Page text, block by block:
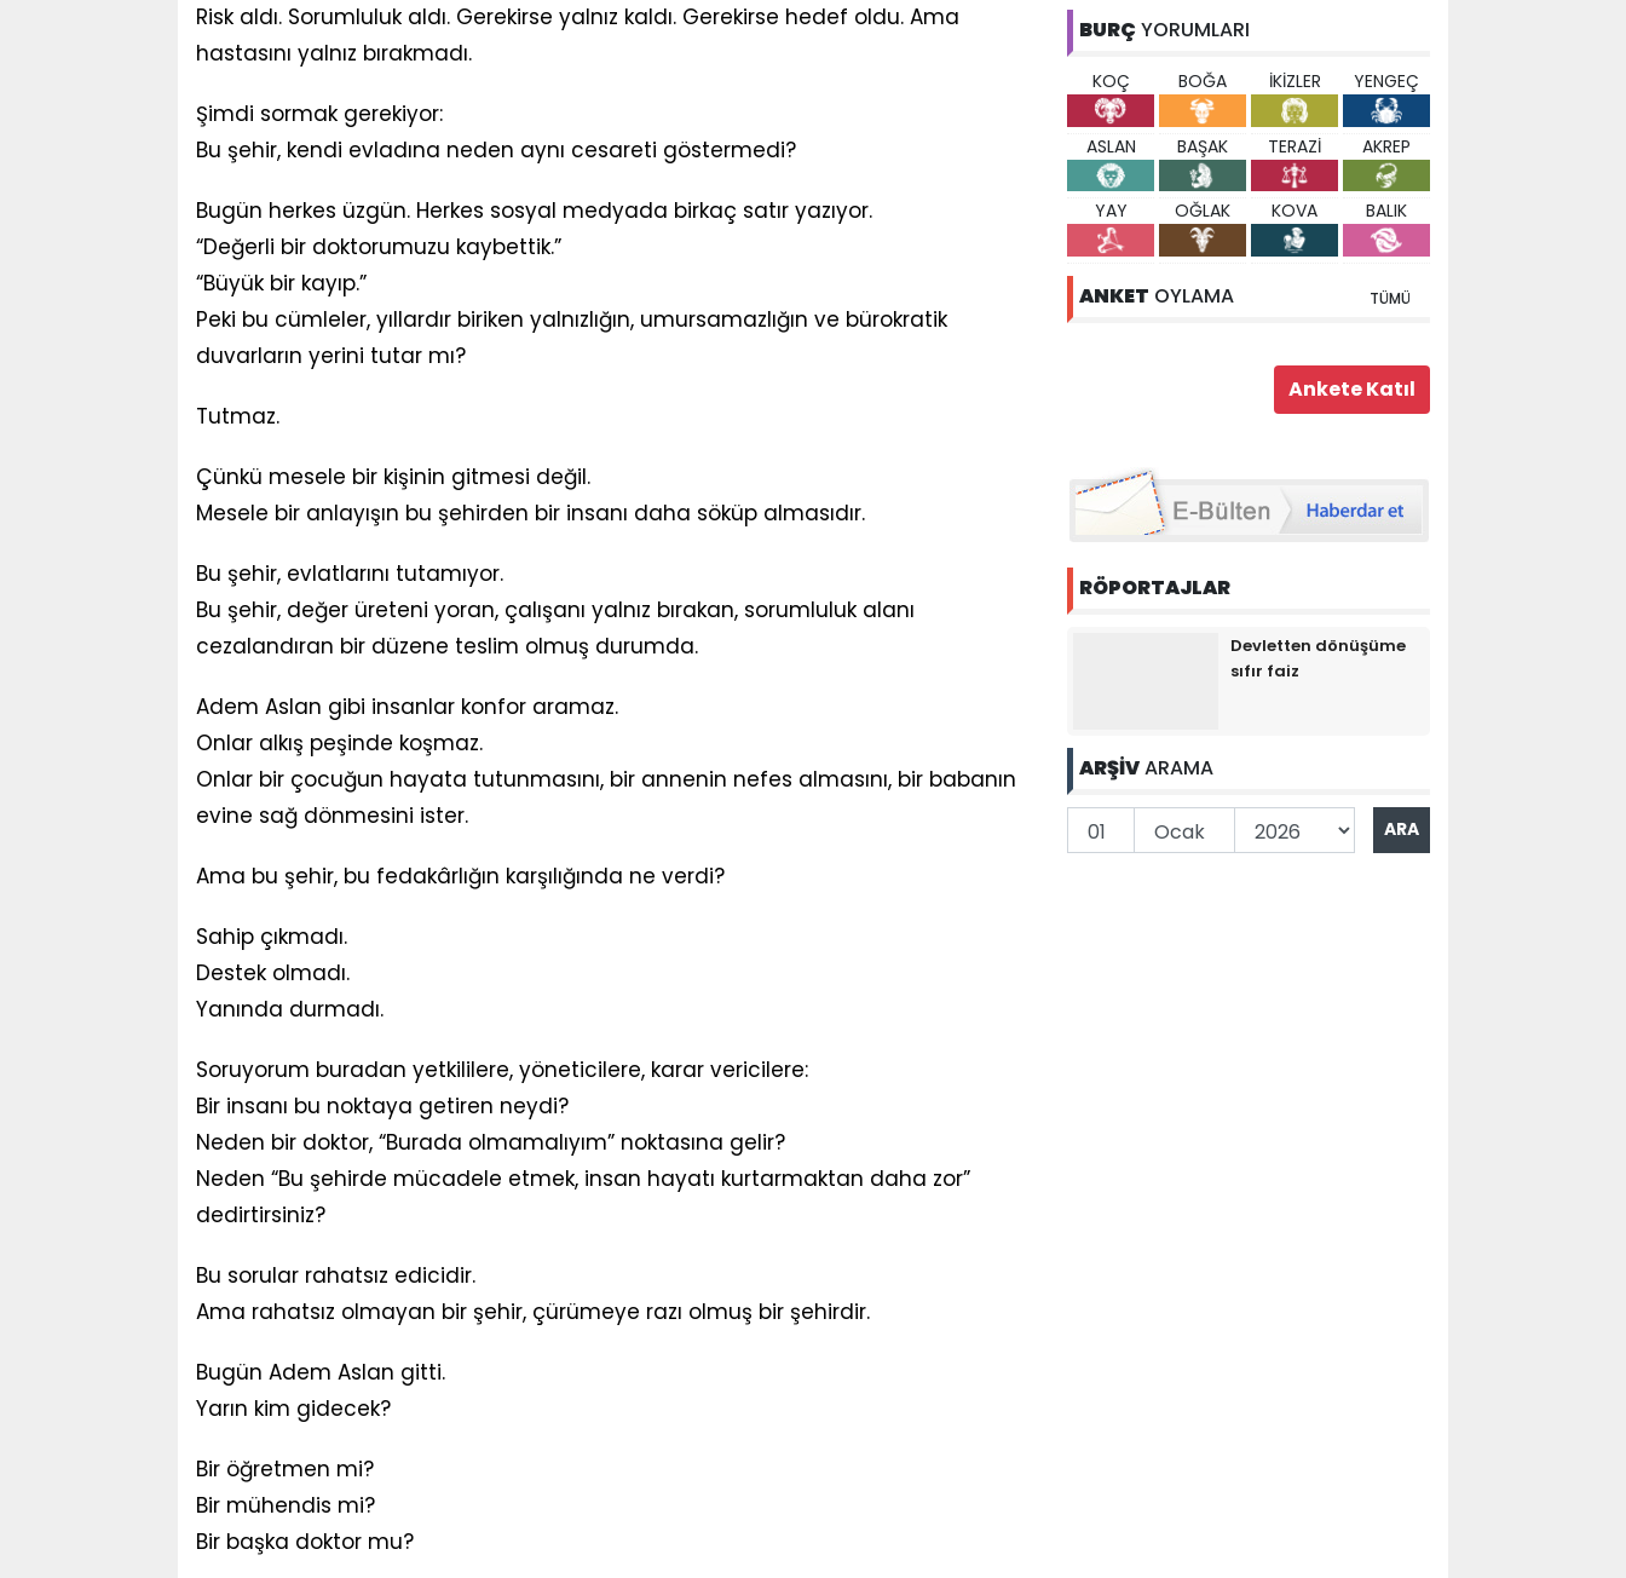
Risk aldı. Sorumluluk aldı. Gerekirse yalnız kaldı. Gerekirse hedef oldu. Ama
hastasını yalnız bırakmadı.
Şimdi sormak gerekiyor:
Bu şehir, kendi evladına neden aynı cesareti göstermedi?
Bugün herkes üzgün. Herkes sosyal medyada birkaç satır yazıyor.
“Değerli bir doktorumuzu kaybettik.”
“Büyük bir kayıp.”
Peki bu cümleler, yıllardır biriken yalnızlığın, umursamazlığın ve bürokratik
duvarların yerini tutar mı?
Tutmaz.
Çünkü mesele bir kişinin gitmesi değil.
Mesele bir anlayışın bu şehirden bir insanı daha söküp almasıdır.
Bu şehir, evlatlarını tutamıyor.
Bu şehir, değer üreteni yoran, çalışanı yalnız bırakan, sorumluluk alanı
cezalandıran bir düzene teslim olmuş durumda.
Adem Aslan gibi insanlar konfor aramaz.
Onlar alkış peşinde koşmaz.
Onlar bir çocuğun hayata tutunmasını, bir annenin nefes almasını, bir babanın
evine sağ dönmesini ister.
Ama bu şehir, bu fedakârlığın karşılığında ne verdi?
Sahip çıkmadı.
Destek olmadı.
Yanında durmadı.
Soruyorum buradan yetkililere, yöneticilere, karar vericilere:
Bir insanı bu noktaya getiren neydi?
Neden bir doktor, “Burada olmamalıyım” noktasına gelir?
Neden “Bu şehirde mücadele etmek, insan hayatı kurtarmaktan daha zor”
dedirtirsiniz?
Bu sorular rahatsız edicidir.
Ama rahatsız olmayan bir şehir, çürümeye razı olmuş bir şehirdir.
Bugün Adem Aslan gitti.
Yarın kim gidecek?
Bir öğretmen mi?
Bir mühendis mi?
Bir başka doktor mu?
BURÇ YORUMLARI
KOÇ BOĞA İKİZLER YENGEÇ
ASLAN BAŞAK TERAZİ AKREP
YAY OĞLAK KOVA BALIK
ANKET OYLAMA TÜMÜ
RÖPORTAJLAR
Devletten dönüşüme
sıfır faiz
ARŞİVARAMA